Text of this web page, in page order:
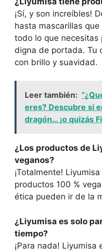
¡Sí, y son increíbles!
hasta mascarillas
todo lo que necesitas
digna de portada. Tu
con brillo y suavidad.
Leer también:
eres? Descubre si
dragón… ¡o quizás
¿Los productos de
veganos?
¡Totalmente!
productos 100 %
ética pueden ir de la
¿Liyumisa es solo
tiempo?
¡Para nada!